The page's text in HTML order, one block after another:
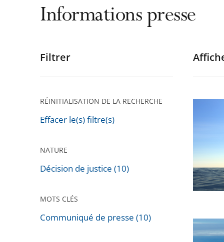
Informations presse
Passer
pour
après
Filtrer
RÉINITIALISATION DE LA RECHERCHE
Effacer le(s) filtre(s)
NATURE
Décision de justice (10)
MOTS CLÉS
Communiqué de presse (10)
rejette
un
recours
dirigé
le
décret
Nouvelle-